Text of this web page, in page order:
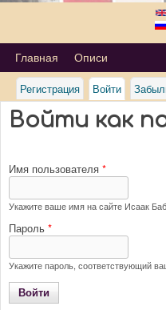
Primary_tsvetaeva for
Главная Описи
Регистрация Войти
Войти как
Имя пользователя *
Укажите ваше имя на сайте Исаак
Пароль *
Укажите пароль, соответствующий